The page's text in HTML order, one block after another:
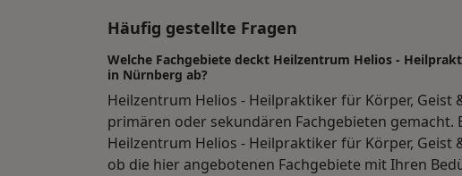
Häufig gestellte Fragen
Welche Fachgebiete deckt Heilzentrum Helios -
in Nürnberg ab?
Heilzentrum Helios - Heilpraktiker für Körper, Geist
primären oder sekundären Fachgebieten gemacht.
Heilzentrum Helios - Heilpraktiker für Körper, Geist
ob die hier angebotenen Fachgebiete mit Ihren